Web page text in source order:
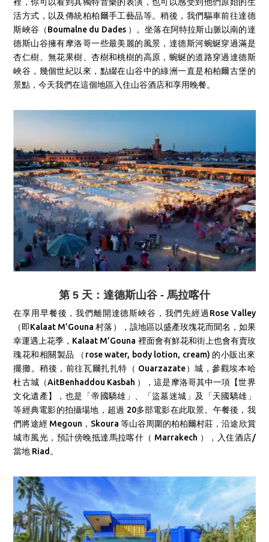
活方式，以及傳統柏柏爾手工藝品等。稍後，我們驅車前往達德
斯峽谷（Boumalne du Dades ）。坐落在阿特拉斯山脈以南的達
德斯山谷擁有摩洛哥一些最美麗的風景，達德斯河蜿蜒穿過滿是
杏仁樹、無花果樹、杏樹和桃樹的高原，蜿蜒的道路穿過達德斯
峽谷，幾個世紀以來，點綴在山谷中的綠洲一直是柏柏爾古堡的
景點，今天我們在這個地區入住山谷酒店和享用晚餐。
第 5 天：達德斯山谷 - 馬拉喀什
在享用早餐後，我們離開達德斯峽谷，我們先經過Rose Valley
（即Kalaat M’Gouna 村落 ），該地區以盛產玫塊花而聞名， 如果
幸運遇上花季， Kalaat M’Gouna 裡面會有鮮花和街上也會有賣玫
瑰花和相關製品
（ rose water, body lotion, cream) 的小販出來
擺攤。稍後， 前往瓦爾扎扎特（ Ouarzazate）城，參觀埃本哈
杜古城（AitBenhaddou Kasbah ），這是摩洛哥其中一項【世界
文化遺產】，也是「帝國驕雄」、「盜墓迷城」及「天國驕雄」
等經典電影的拍攝場地，超過 20多部電影在此取景。 午餐後，我
們將途經 Megoun，Skoura 等山谷周圍的柏柏爾村莊，沿途欣賞
城市風光，預計傍晚抵達馬拉喀什（ Marrakech ），入住酒店/
當地 Riad。